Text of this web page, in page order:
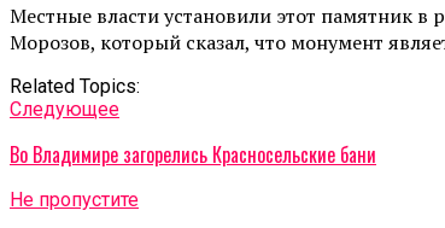
Местные власти установили этот памятник
Морозов, который сказал, что монумент
Related Topics:
Cледующее
Во Владимире загорелись Красносельские бани
Не пропустите